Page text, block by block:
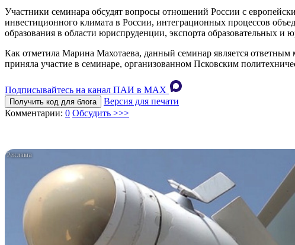
Участники семинара обсудят вопросы отношений России с
инвестиционного климата в России, интеграционных процессов
образования в области юриспруденции, экспорта образовательных и
Как отметила Марина Махотаева, данный семинар является ответным
приняла участие в семинаре, организованном Псковским
Подписывайтесь на канал ПАИ в MAХ
Получить код для блога
Версия для печати
Комментарии: 0 Обсудить >>>